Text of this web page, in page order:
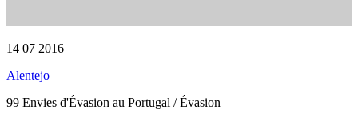
14 07 2016
Alentejo
99 Envies d'Évasion au Portugal / Évasion